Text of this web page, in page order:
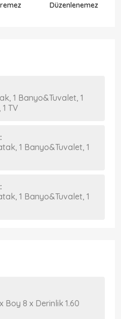
Düzenlenemez
1 Banyo&Tuvalet, 1
TV
1 Banyo&Tuvalet, 1
1 Banyo&Tuvalet, 1
Boy 8 x Derinlik 1.60